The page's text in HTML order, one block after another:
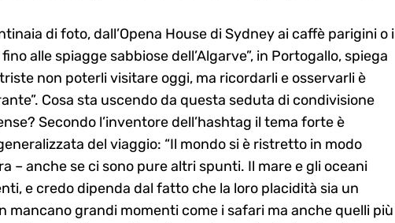
di foto, dall’Opena House di Sydney ai caffè parigini o i
alle spiagge sabbiose dell’Algarve”, in Portogallo, spiega
non poterli visitare oggi, ma ricordarli e osservarli è
Cosa sta uscendo da questa seduta di condivisione
Secondo l’inventore dell’hashtag il tema forte è
del viaggio: “Il mondo si è ristretto in modo
– anche se ci sono pure altri spunti. Il mare e gli oceani
e credo dipenda dal fatto che la loro placidità sia un
mancano grandi momenti come i safari ma anche quelli più